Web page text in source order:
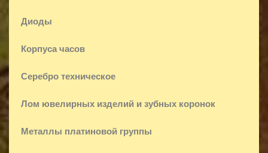
Диоды
Корпуса часов
Серебро техническое
Лом ювелирных изделий и зубных коронок
Металлы платиновой группы